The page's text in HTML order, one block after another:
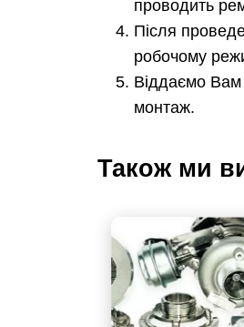
проводить
Після
робочому
Віддаємо Вам
монтаж.
Також ми